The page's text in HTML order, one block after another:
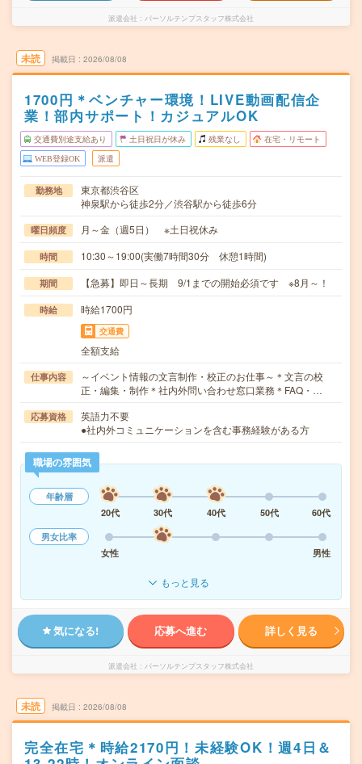
派遣会社 パーソルテンプスタッフ株式会社
未読 掲載日 2026/08/08
1700円＊ベンチャー環境！LIVE動画配信企
業！部内サポート！カジュアルOK
交通費別途支給あり 土日祝日が休み 残業なし 在宅・リモート
WEB登録OK 派遣
勤務地
東京都渋谷区
神泉駅から徒歩2分／渋谷駅から徒歩6分
曜日頻度 月～金（週5日） ※土日祝休み
時間 10:30～19:00(実働7時間30分 休憩1時間)
期間 【急募】即日～長期 9/1までの開始必須です ※8月～！
時給 時給1700円
交通費
全額支給
仕事内容
～イベント情報の文言制作・校正のお仕事～＊文言の校
正・編集・制作＊社内外問い合わせ窓口業務＊FAQ・…
応募資格
英語力不要
●社内外コミュニケーションを含む事務経験がある方
職場の雰囲気
年齢層
20代
30代 40代 50代
60代
男女比率
女性
男性
もっと見る
気になる! 応募へ進む 詳しく見る
派遣会社 パーソルテンプスタッフ株式会社
未読 掲載日 2026/08/08
完全在宅＊時給2170円！未経験OK！週4日＆